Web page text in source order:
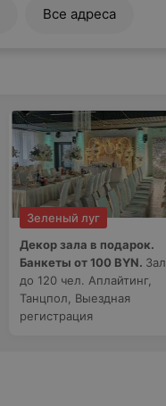
Все адреса
Зеленый луг
Декор зала в подарок.
Банкеты от 100 BYN. Зал
до 120 чел. Аплайтинг,
Танцпол, Выездная
регистрация